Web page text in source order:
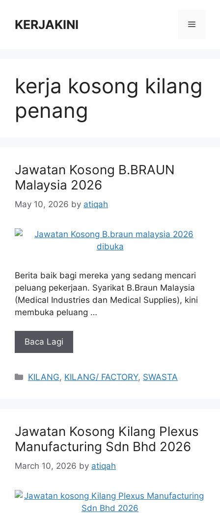
contentKERJAKINI Menu
kerja kosong kilang
penang
Jawatan Kosong B.BRAUN
Malaysia 2026
May 10, 2026 by atiqah
Berita baik bagi mereka yang sedang mencari
peluang pekerjaan. Syarikat B.Braun Malaysia
(Medical Industries dan Medical Supplies), kini
membuka peluang …
Baca Lagi
Categories
KILANG, KILANG/ FACTORY, SWASTA
Jawatan Kosong Kilang Plexus
Manufacturing Sdn Bhd 2026
March 10, 2026 by atiqah